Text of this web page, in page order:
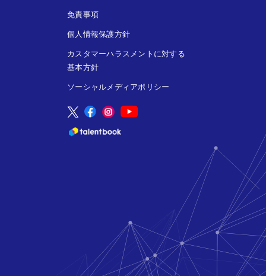
免責事項
個人情報保護方針
カスタマーハラスメントに対する
基本方針
ソーシャルメディアポリシー